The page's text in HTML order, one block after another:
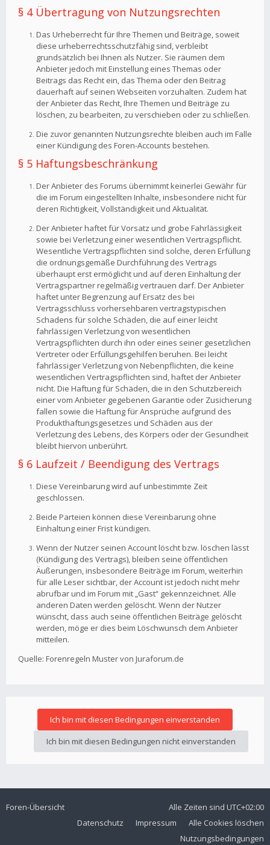
§ 4 Übertragung von Nutzungsrechten
Das Urheberrecht für Ihre Themen und Beiträge, soweit
diese urheberrechtsschutzfähig sind, verbleibt
grundsätzlich bei Ihnen als Nutzer. Sie räumen dem
Anbieter jedoch mit Einstellung eines Themas oder
Beitrags das Recht ein, das Thema oder den Beitrag
dauerhaft auf seinen Webseiten vorzuhalten. Zudem hat
der Anbieter das Recht, Ihre Themen und Beiträge zu
löschen, zu bearbeiten, zu verschieben oder zu schließen.
Die zuvor genannten Nutzungsrechte bleiben auch im Falle
einer Kündigung des Foren-Accounts bestehen.
§ 5 Haftungsbeschränkung
Der Anbieter des Forums übernimmt keinerlei Gewähr für
die im Forum eingestellten Inhalte, insbesondere nicht für
deren Richtigkeit, Vollständigkeit und Aktualität.
Der Anbieter haftet für Vorsatz und grobe Fahrlässigkeit
sowie bei Verletzung einer wesentlichen Vertragspflicht.
Wesentliche Vertragspflichten sind solche, deren Erfüllung
die ordnungsgemäße Durchführung des Vertrags
überhaupt erst ermöglicht und auf deren Einhaltung der
Vertragspartner regelmäßig vertrauen darf. Der Anbieter
haftet unter Begrenzung auf Ersatz des bei
Vertragsschluss vorhersehbaren vertragstypischen
Schadens für solche Schäden, die auf einer leicht
fahrlässigen Verletzung von wesentlichen
Vertragspflichten durch ihn oder eines seiner gesetzlichen
Vertreter oder Erfüllungsgehilfen beruhen. Bei leicht
fahrlässiger Verletzung von Nebenpflichten, die keine
wesentlichen Vertragspflichten sind, haftet der Anbieter
nicht. Die Haftung für Schäden, die in den Schutzbereich
einer vom Anbieter gegebenen Garantie oder Zusicherung
fallen sowie die Haftung für Ansprüche aufgrund des
Produkthaftungsgesetzes und Schäden aus der
Verletzung des Lebens, des Körpers oder der Gesundheit
bleibt hiervon unberührt.
§ 6 Laufzeit / Beendigung des Vertrags
Diese Vereinbarung wird auf unbestimmte Zeit
geschlossen.
Beide Parteien können diese Vereinbarung ohne
Einhaltung einer Frist kündigen.
Wenn der Nutzer seinen Account löscht bzw. löschen lässt
(Kündigung des Vertrags), bleiben seine öffentlichen
Äußerungen, insbesondere Beiträge im Forum, weiterhin
für alle Leser sichtbar, der Account ist jedoch nicht mehr
abrufbar und im Forum mit „Gast“ gekennzeichnet. Alle
anderen Daten werden gelöscht. Wenn der Nutzer
wünscht, dass auch seine öffentlichen Beiträge gelöscht
werden, möge er dies beim Löschwunsch dem Anbieter
mitteilen.
Quelle: Forenregeln Muster von Juraforum.de
Foren-Übersicht Alle Zeiten sind UTC+02:00
Alle Cookies löschen
Impressum
Datenschutz
Nutzungsbedingungen